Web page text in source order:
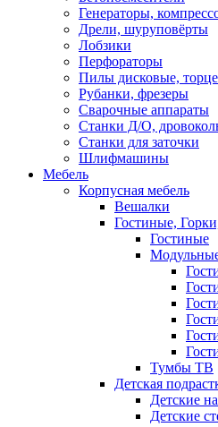
Генераторы,
Дрели, шуруповёрты
Лобзики
Перфораторы
Пилы дисковые,
Рубанки, фрезеры
Сварочные аппараты
Станки Д/О,
Станки для заточки
Шлифмашины
Мебель
Корпусная мебель
Вешалки
Гостиные,
Гостиные
Тумбы ТВ
Детская
Детские
Детские